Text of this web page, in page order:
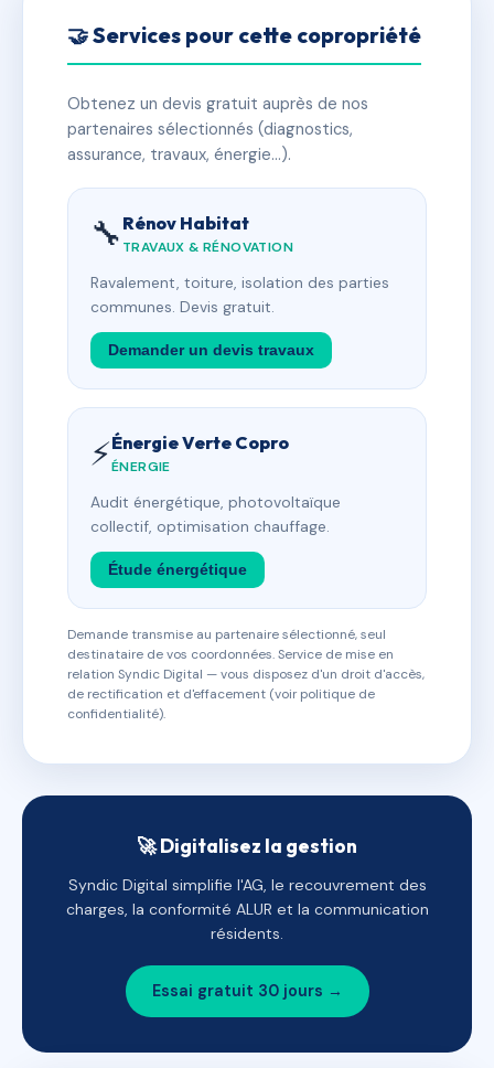
🤝 Services pour cette copropriété
Obtenez un devis gratuit auprès de nos
partenaires sélectionnés (diagnostics,
assurance, travaux, énergie…).
🔧 Rénov Habitat
TRAVAUX & RÉNOVATION
Ravalement, toiture, isolation des parties
communes. Devis gratuit.
Demander un devis travaux
⚡Énergie Verte Copro
ÉNERGIE
Audit énergétique, photovoltaïque
collectif, optimisation chauffage.
Étude énergétique
Demande transmise au partenaire sélectionné, seul
destinataire de vos coordonnées. Service de mise en
relation Syndic Digital — vous disposez d'un droit d'accès,
de rectification et d'effacement (voir politique de
confidentialité).
🚀 Digitalisez la gestion
Syndic Digital simplifie l'AG, le recouvrement des
charges, la conformité ALUR et la communication
résidents.
Essai gratuit 30 jours →